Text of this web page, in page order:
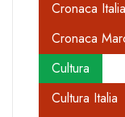
Cronaca Italia
Cronaca
Cultura
Cultura Italia